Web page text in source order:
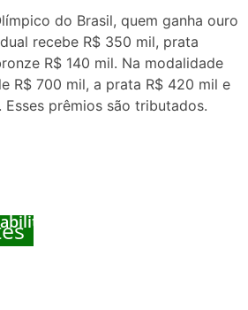
do Brasil, quem ganha ouro
recebe R$ 350 mil, prata
R$ 140 mil. Na modalidade
R$ 700 mil, a prata R$ 420 mil e
prêmios são tributados.
at The Big Dog
di Mr Nulls Wicked